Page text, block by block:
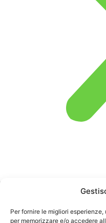
Per fornire le migliori
per memorizzare e/o accedere
P. IVA